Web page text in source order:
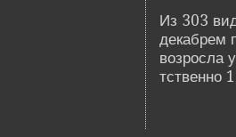
Из 303
де­кабрем
возросла
тстве­нно